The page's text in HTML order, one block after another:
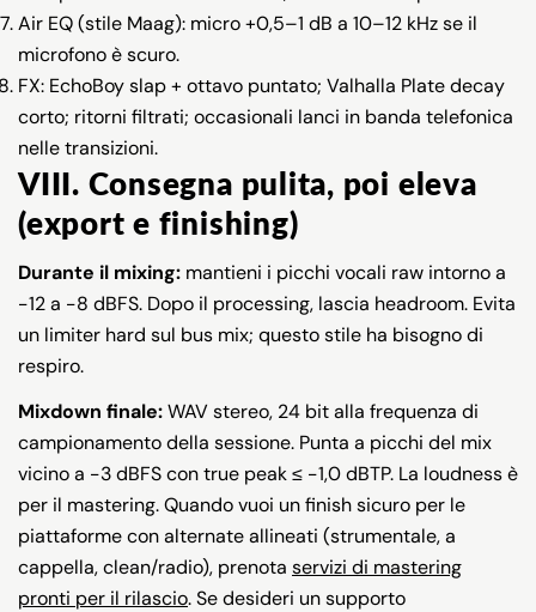
Air EQ (stile Maag): micro +0,5–1 dB a 10–12 kHz se il
microfono è scuro.
FX: EchoBoy slap + ottavo puntato; Valhalla Plate decay
corto; ritorni filtrati; occasionali lanci in banda telefonica
nelle transizioni.
VIII. Consegna pulita, poi eleva
(export e finishing)
Durante il mixing: mantieni i picchi vocali raw intorno a
−12 a −8 dBFS. Dopo il processing, lascia headroom. Evita
un limiter hard sul bus mix; questo stile ha bisogno di
respiro.
Mixdown finale:WAV stereo, 24 bit alla frequenza di
campionamento della sessione. Punta a picchi del mix
vicino a −3 dBFS con true peak ≤ −1,0 dBTP. La loudness è
per il mastering. Quando vuoi un finish sicuro per le
piattaforme con alternate allineati (strumentale, a
cappella, clean/radio), prenota servizi di mastering
pronti per il rilascio. Se desideri un supporto
Condividi questo articolo
Copia
Condividi
su
Facebook
Condividi
su
Pin
su
Pinterest